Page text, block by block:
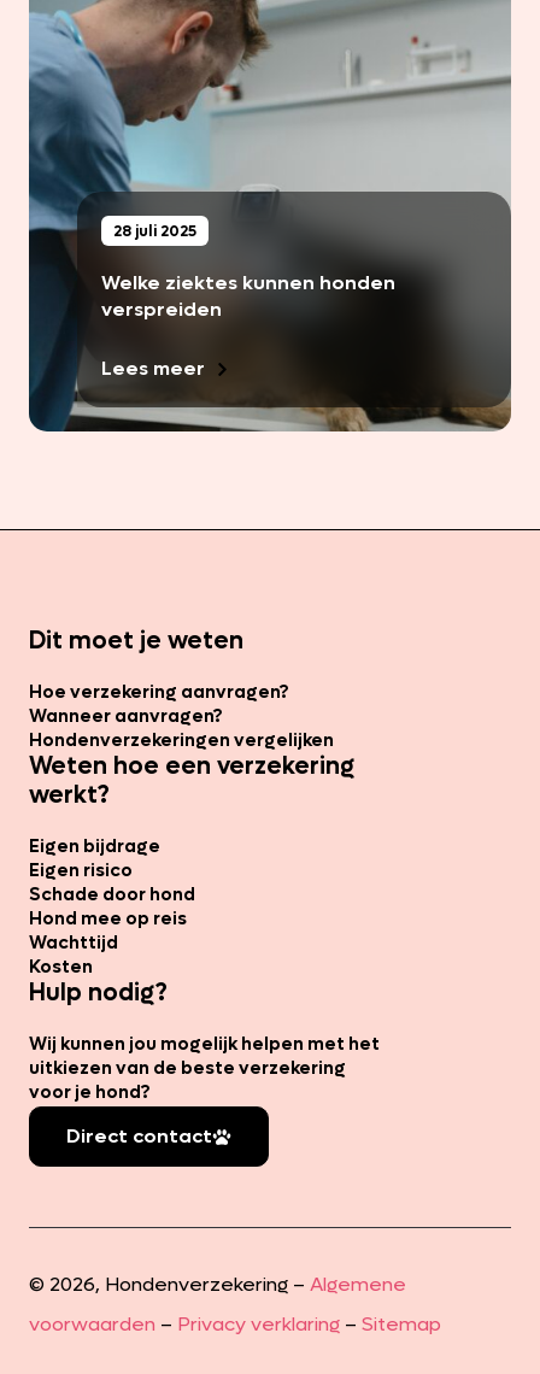
28 juli 2025
Welke ziektes kunnen honden
verspreiden
Lees meer
Dit moet je weten
Hoe verzekering aanvragen?
Wanneer aanvragen?
Hondenverzekeringen vergelijken
Weten hoe een verzekering
werkt?
Eigen bijdrage
Eigen risico
Schade door hond
Hond mee op reis
Wachttijd
Kosten
Hulp nodig?
Wij kunnen jou mogelijk helpen met het
uitkiezen van de beste verzekering
voor je hond?
Direct contact
© 2026, Hondenverzekering – Algemene
voorwaarden – Privacy verklaring – Sitemap